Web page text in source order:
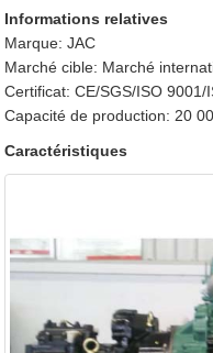
Châssis
Bande de
Transmission
Capacité du
Informations relatives
Marque: JAC
Marché cible: Marché
Certificat: CE/SGS/ISO 9001/
Capacité de production: 20
Caractéristiques